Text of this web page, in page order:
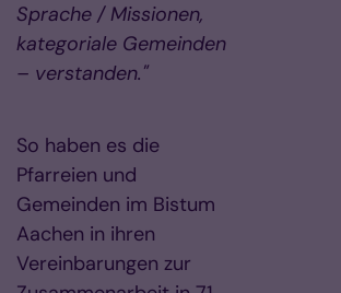
Sprache / Missionen,
kategoriale Gemeinden
– verstanden."
So haben es die
Pfarreien und
Gemeinden im Bistum
Aachen in ihren
Vereinbarungen zur